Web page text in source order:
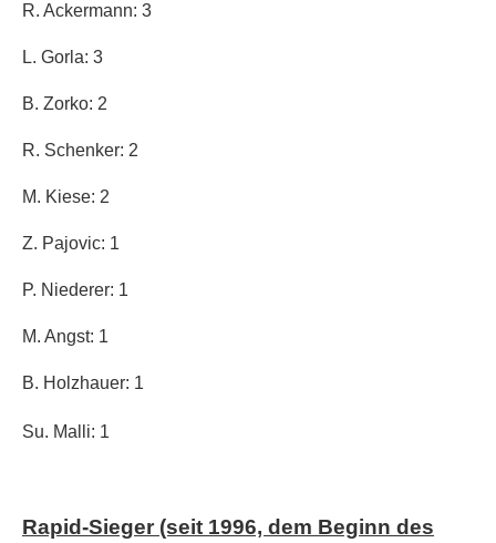
R. Ackermann: 3
L. Gorla: 3
B. Zorko: 2
R. Schenker: 2
M. Kiese: 2
Z. Pajovic: 1
P. Niederer: 1
M. Angst: 1
B. Holzhauer: 1
Su. Malli: 1
Rapid-Sieger (seit 1996, dem Beginn des